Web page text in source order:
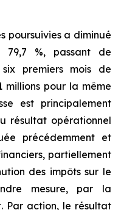
poursuivies a diminué
%, passant de
premiers mois de
millions pour la même
est principalement
résultat opérationnel
précédemment et
partiellement
des impôts sur le
mesure, par la
Par action, le résultat